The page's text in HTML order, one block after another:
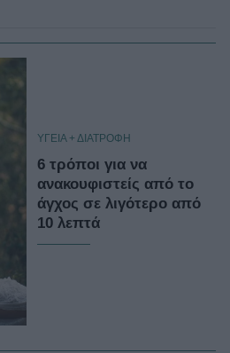
ΥΓΕΙΑ + ΔΙΑΤΡΟΦΗ
6 τρόποι για να
ανακουφιστείς από το
άγχος σε λιγότερο από
10 λεπτά